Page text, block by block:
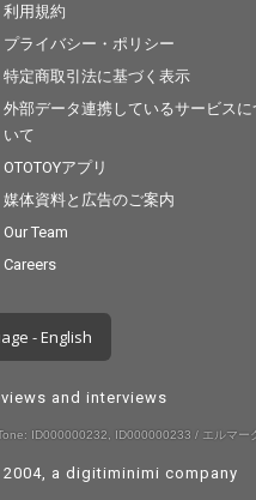
利用規約
プライバシー・ポリシー
特定商取引法に基づく表示
外部データ連携しているサービスに
いて
OTOTOYアプリ
媒体資料と広告のご案内
Our Team
Careers
- English
and interviews
ID000000232, ID000000233 / エルマー
a digitiminimi company